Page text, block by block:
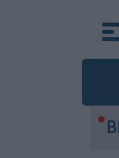
που